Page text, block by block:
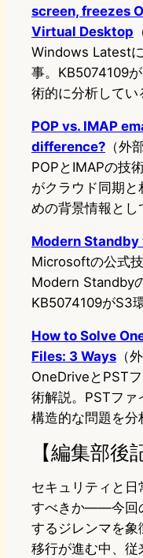
screen, freezes
Virtual Desktop
Windows Latest
事。KB5074109
術的に分析してい
POP vs. IMAP
difference? （外
POPとIMAPの技
がクラウド同期
めの背景情報とし
Modern Standby
Microsoftの公式
Modern Standby
KB5074109がS3
How to Solve
Files: 3 Ways （
OneDriveとPST
術解説。PSTファ
構造的な問題を分
【編集部後
セキュリティと
すべきか——今回
するジレンマを
移行が進む中、